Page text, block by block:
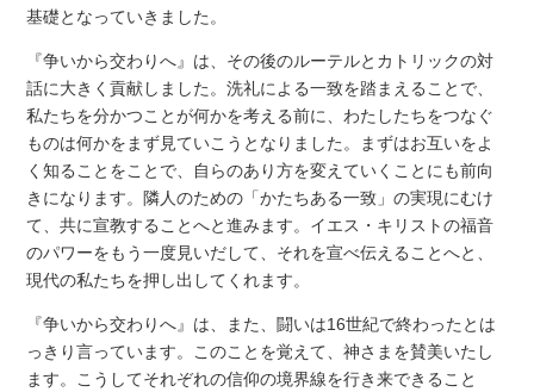
基礎となっていきました。
『争いから交わりへ』は、その後のルーテルとカトリックの対
話に大きく貢献しました。洗礼による一致を踏まえることで、
私たちを分かつことが何かを考える前に、わたしたちをつなぐ
ものは何かをまず見ていこうとなりました。まずはお互いをよ
く知ることをことで、自らのあり方を変えていくことにも前向
きになります。隣人のための「かたちある一致」の実現にむけ
て、共に宣教することへと進みます。イエス・キリストの福音
のパワーをもう一度見いだして、それを宣べ伝えることへと、
現代の私たちを押し出してくれます。
『争いから交わりへ』は、また、闘いは16世紀で終わったとは
っきり言っています。このことを覚えて、神さまを賛美いたし
ます。こうしてそれぞれの信仰の境界線を行き来できること